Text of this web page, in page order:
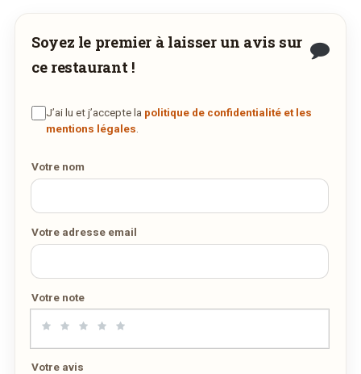
Demandez-lui de rejoindre
commander et être livré chez vous !
DÉCOUVRIR LA LIVRAISON
Soyez le premier à laisser un avis sur
ce restaurant !
J’ai lu et j’accepte la politique de confidentialité et les
mentions légales
Votre nom
Votre adresse email
Votre note
Votre avis